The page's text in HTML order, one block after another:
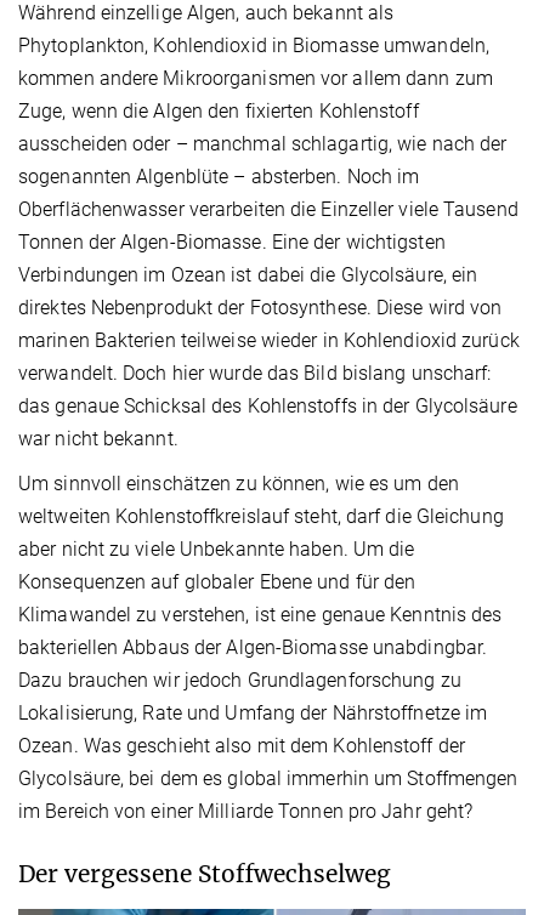
Während einzellige Algen, auch bekannt als
Phytoplankton, Kohlendioxid in Biomasse umwandeln,
kommen andere Mikroorganismen vor allem dann zum
Zuge, wenn die Algen den fixierten Kohlenstoff
ausscheiden oder – manchmal schlagartig, wie nach der
sogenannten Algenblüte – absterben. Noch im
Oberflächenwasser verarbeiten die Einzeller viele Tausend
Tonnen der Algen-Biomasse. Eine der wichtigsten
Verbindungen im Ozean ist dabei die Glycolsäure, ein
direktes Nebenprodukt der Fotosynthese. Diese wird von
marinen Bakterien teilweise wieder in Kohlendioxid zurück
verwandelt. Doch hier wurde das Bild bislang unscharf:
das genaue Schicksal des Kohlenstoffs in der Glycolsäure
war nicht bekannt.
Um sinnvoll einschätzen zu können, wie es um den
weltweiten Kohlenstoffkreislauf steht, darf die Gleichung
aber nicht zu viele Unbekannte haben. Um die
Konsequenzen auf globaler Ebene und für den
Klimawandel zu verstehen, ist eine genaue Kenntnis des
bakteriellen Abbaus der Algen-Biomasse unabdingbar.
Dazu brauchen wir jedoch Grundlagenforschung zu
Lokalisierung, Rate und Umfang der Nährstoffnetze im
Ozean. Was geschieht also mit dem Kohlenstoff der
Glycolsäure, bei dem es global immerhin um Stoffmengen
im Bereich von einer Milliarde Tonnen pro Jahr geht?
Der vergessene Stoffwechselweg